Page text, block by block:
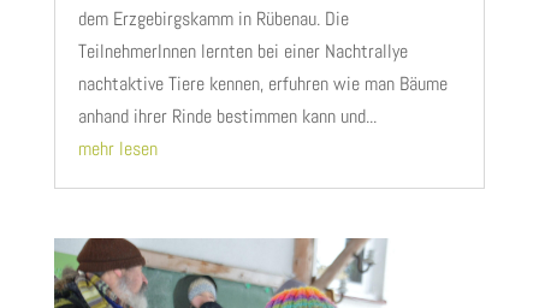
dem Erzgebirgskamm in Rübenau. Die
TeilnehmerInnen lernten bei einer Nachtrallye
nachtaktive Tiere kennen, erfuhren wie man Bäume
anhand ihrer Rinde bestimmen kann und...
mehr lesen